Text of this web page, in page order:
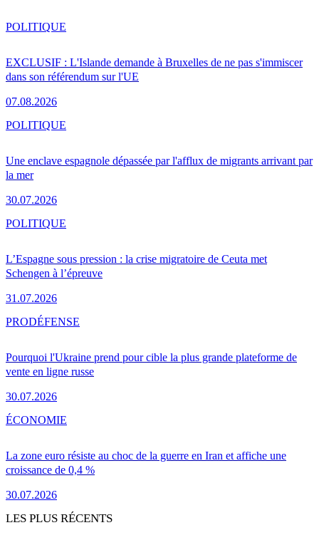
EXCLUSIF : L'Islande demande à Bruxelles de ne pas s'immiscer
dans son référendum sur l'UE
07.08.2026
POLITIQUE
Une enclave espagnole dépassée par l'afflux de migrants arrivant par
la mer
30.07.2026
POLITIQUE
L’Espagne sous pression : la crise migratoire de Ceuta met
Schengen à l’épreuve
31.07.2026
POLITIQUE
Pourquoi l'Ukraine prend pour cible la plus grande plateforme de
vente en ligne russe
30.07.2026
PRODÉFENSE
La zone euro résiste au choc de la guerre en Iran et affiche une
croissance de 0,4 %
30.07.2026
ÉCONOMIE
LES PLUS RÉCENTS